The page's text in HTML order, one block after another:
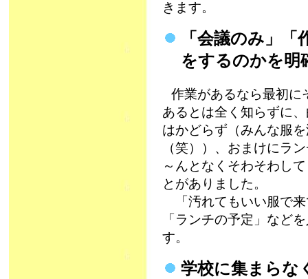
きます。
「会議のみ」
をするのかを明
作業があるなら最初に
あるとは全く知らずに
はかどらず（みんな服
（笑））、おまけにラ
～んとなくそわそわし
とがありました。
「汚れてもいい服で来
「ランチの予定」など
す。
学校に集まらな